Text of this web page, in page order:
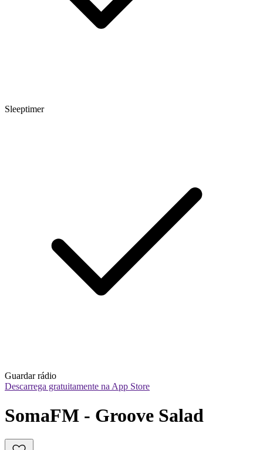
Sleeptimer
Guardar rádio
Descarrega gratuitamente na App Store
SomaFM - Groove Salad